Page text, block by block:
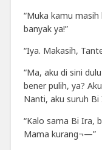
“Muka kamu
banyak ya!”
“Iya. Makasih,
“Ma, aku di sini
bener pulih, ya?
Nanti, aku suruh Bi
“Kalo sama Bi Ira,
Mama kurang¬—”